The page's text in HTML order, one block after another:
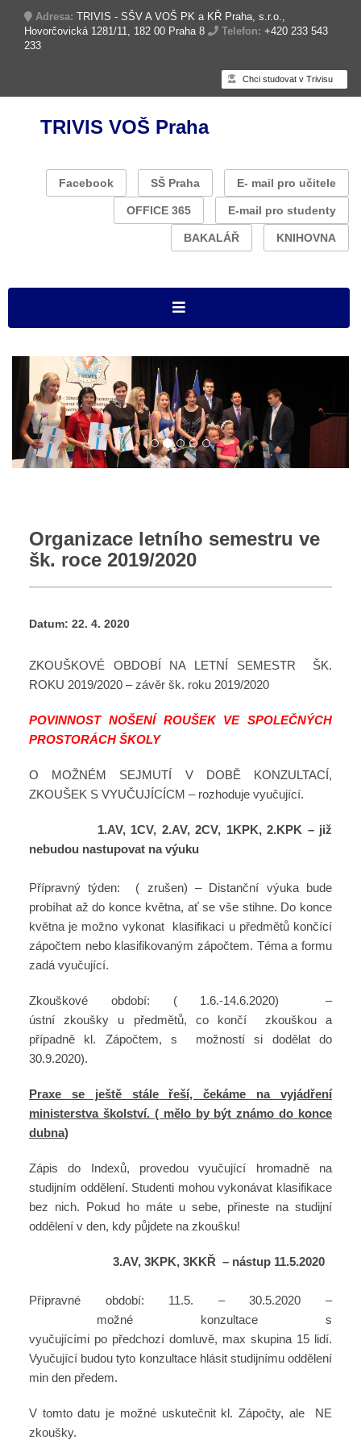
Adresa: TRIVIS - SŠV A VOŠ PK a KŘ Praha, s.r.o.,
Hovorčovická 1281/11, 182 00 Praha 8
Telefon: +420 233 543
233
Chci studovat v Trivisu
TRIVIS VOŠ Praha
Facebook SŠ Praha E- mail pro učitele
OFFICE 365 E-mail pro studenty
BAKALÁŘ KNIHOVNA
Organizace letního semestru ve
šk. roce 2019/2020
Datum: 22. 4. 2020
ZKOUŠKOVÉ OBDOBÍ NA LETNÍ SEMESTR ŠK.
ROKU 2019/2020 – závěr šk. roku 2019/2020
POVINNOST NOŠENÍ ROUŠEK VE SPOLEČNÝCH
PROSTORÁCH ŠKOLY
O MOŽNÉM SEJMUTÍ V DOBĚ KONZULTACÍ,
ZKOUŠEK S VYUČUJÍCÍCM – rozhoduje vyučující.
1.AV, 1CV, 2.AV, 2CV, 1KPK, 2.KPK – již
nebudou nastupovat na výuku
Přípravný týden: ( zrušen) – Distanční výuka bude
probíhat až do konce května, ať se vše stihne. Do konce
května je možno vykonat klasifikaci u předmětů končící
zápočtem nebo klasifikovaným zápočtem. Téma a formu
zadá vyučující.
Zkouškové období: ( 1.6.-14.6.2020) –
ústní zkoušky u předmětů, co končí zkouškou a
případně kl. Zápočtem, s možností si dodělat do
30.9.2020).
Praxe se ještě stále řeší, čekáme na vyjádření
ministerstva školství. ( mělo by být známo do konce
dubna)
Zápis do Indexů, provedou vyučující hromadně na
studijním oddělení. Studenti mohou vykonávat klasifikace
bez nich. Pokud ho máte u sebe, přineste na studijní
oddělení v den, kdy půjdete na zkoušku!
3.AV, 3KPK, 3KKŘ – nástup 11.5.2020
Přípravné období: 11.5. – 30.5.2020 –
možné konzultace s
vyučujícími po předchozí domluvě, max skupina 15 lidí.
Vyučující budou tyto konzultace hlásit studijnímu oddělení
min den předem.
V tomto datu je možné uskutečnit kl. Zápočty, ale NE
zkoušky.